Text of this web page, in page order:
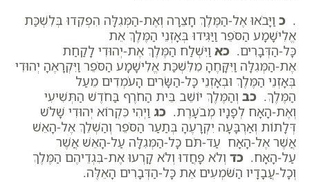
. כ וַיָּבֹאוּ אֶל-הַמֶּלֶךְ חָצֵרָה וְאֶת-הַמְּגִלָּה הִפְקִדוּ בְּלִשְׁכַּת
אֱלִישָׁמָע הַסֹּפֵר וַיַּגִּידוּ בְּאָזְנֵי הַמֶּלֶךְ אֵת
כָּל-הַדְּבָרִים. כא וַיִּשְׁלַח הַמֶּלֶךְ אֶת-יְהוּדִי לָקַחַת
אֶת-הַמְּגִלָּה וַיִּקָּחֶהָ מִלִּשְׁכַּת אֱלִישָׁמָע הַסֹּפֵר וַיִּקְרָאֶהָ יְהוּדִי
בְּאָזְנֵי הַמֶּלֶךְ וּבְאָזְנֵי כָּל-הַשָּׂרִים הָעֹמְדִים מֵעַל
הַמֶּלֶךְ. כב וְהַמֶּלֶךְ יוֹשֵׁב בֵּית הַחֹרֶף בַּחֹדֶשׁ הַתְּשִׁיעִי
וְאֶת-הָאָח לְפָנָיו מְבֹעָרֶת. כג וַיְהִי כִּקְרוֹא יְהוּדִי שָׁלֹשׁ
דְּלָתוֹת וְאַרְבָּעָה יִקְרָעֶהָ בְּתַעַר הַסֹּפֵר וְהַשְׁלֵךְ אֶל-הָאֵשׁ
אֲשֶׁר אֶל-הָאָח עַד-תֹּם כָּל-הַמְּגִלָּה עַל-הָאֵשׁ אֲשֶׁר
עַל-הָאָח. כד וְלֹא פָחֲדוּ וְלֹא קָרְעוּ אֶת-בִּגְדֵיהֶם הַמֶּלֶךְ
וְכָל-עֲבָדָיו הַשֹּׁמְעִים אֵת כָּל-הַדְּבָרִים הָאֵלֶּה.